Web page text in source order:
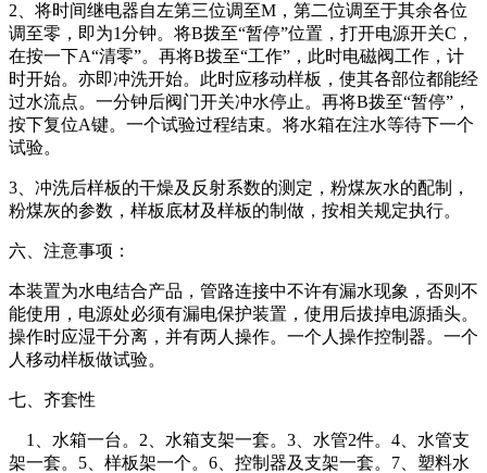
2、将时间继电器自左第三位调至M，第二位调至于其余各位
调至零，即为1分钟。将B拨至“暂停”位置，打开电源开关C，
在按一下A“清零”。再将B拨至“工作”，此时电磁阀工作，计
时开始。亦即冲洗开始。此时应移动样板，使其各部位都能经
过水流点。一分钟后阀门开关冲水停止。再将B拨至“暂停”，
按下复位A键。一个试验过程结束。将水箱在注水等待下一个
试验。
3、冲洗后样板的干燥及反射系数的测定，粉煤灰水的配制，
粉煤灰的参数，样板底材及样板的制做，按相关规定执行。
六、注意事项：
本装置为水电结合产品，管路连接中不许有漏水现象，否则不
能使用，电源处必须有漏电保护装置，使用后拔掉电源插头。
操作时应湿干分离，并有两人操作。一个人操作控制器。一个
人移动样板做试验。
七、齐套性
1、水箱一台。2、水箱支架一套。3、水管2件。4、水管支
架一套。5、样板架一个。6、控制器及支架一套。7、塑料水